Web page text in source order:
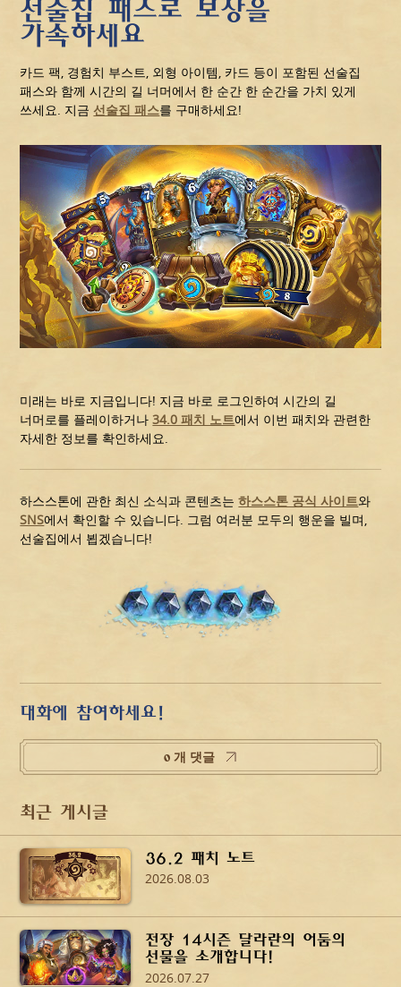
선술집 패스로 보상을
가속하세요
카드 팩, 경험치 부스트, 외형 아이템, 카드 등이 포함된 선술집
패스와 함께 시간의 길 너머에서 한 순간 한 순간을 가치 있게
쓰세요. 지금선술집 패스를 구매하세요!
미래는 바로 지금입니다! 지금 바로 로그인하여 시간의 길
너머로를 플레이하거나34.0 패치 노트에서 이번 패치와 관련한
자세한 정보를 확인하세요.
하스스톤에 관한 최신 소식과 콘텐츠는하스스톤 공식 사이트와
SNS에서 확인할 수 있습니다. 그럼 여러분 모두의 행운을 빌며,
선술집에서 뵙겠습니다!
대화에 참여하세요!
0 개 댓글
최근 게시글
36.2 패치 노트
2026.08.03
전장 14시즌 달라란의 어둠의
선물을 소개합니다!
2026.07.27